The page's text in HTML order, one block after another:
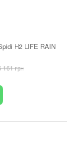
H2 LIFE RAIN
161 грн